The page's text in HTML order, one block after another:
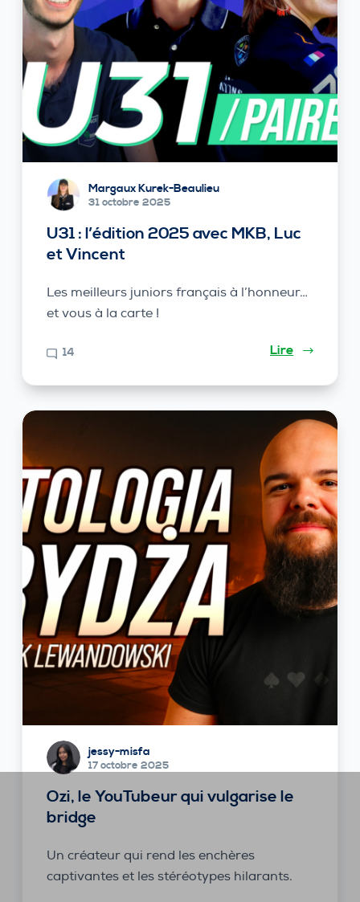
Margaux Kurek-Beaulieu
31 octobre 2025
U31 : l’édition 2025 avec MKB, Luc
et Vincent
Les meilleurs juniors français à l’honneur…
et vous à la carte !
14 Lire
jessy-misfa
17 octobre 2025
Ozi, le YouTubeur qui vulgarise le
bridge
Un créateur qui rend les enchères
captivantes et les stéréotypes hilarants.